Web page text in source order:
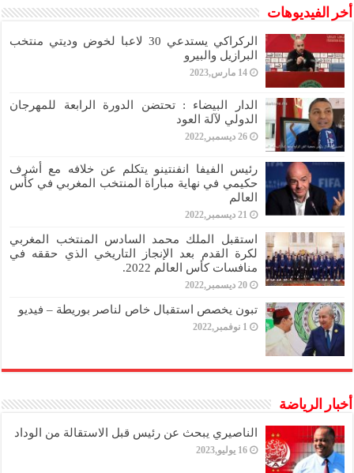
أخر الفيديوهات
الركراكي يستدعي 30 لاعبا لخوض وديتي منتخب
البرازيل والبيرو
14 مارس,2023
الدار البيضاء : تحتضن الدورة الرابعة للمهرجان
الدولي لآلة العود
26 ديسمبر,2022
رئيس الفيفا انفنتينو يتكلم عن خلافه مع أشرف
حكيمي في نهاية مباراة المنتخب المغربي في كأس
العالم
21 ديسمبر,2022
استقبل الملك محمد السادس المنتخب المغربي
لكرة القدم بعد الإنجاز التاريخي الذي حققه في
منافسات كأس العالم 2022.
20 ديسمبر,2022
تبون يخصص استقبال خاص لناصر بوريطة – فيديو
1 نوفمبر,2022
أخبار الرياضة
الناصيري يبحث عن رئيس قبل الاستقالة من الوداد
16 يوليو,2023